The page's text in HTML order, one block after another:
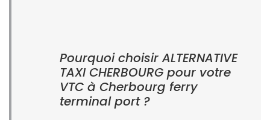
Pourquoi choisir ALTERNATIVE
TAXI CHERBOURG pour votre
VTC à Cherbourg ferry
terminal port ?